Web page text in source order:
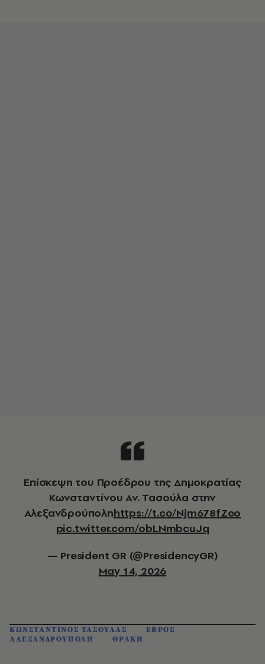
Επίσκεψη του Προέδρου της Δημοκρατίας
Κωνσταντίνου Αν. Τασούλα στην
Αλεξανδρούποληhttps://t.co/Njm678fZeo
pic.twitter.com/obLNmbcuJq
— President GR (@PresidencyGR)
May 14, 2026
ΚΩΝΣΤΑΝΤΙΝΟΣ ΤΑΣΟΥΛΑΣ
ΕΒΡΟΣ
ΑΛΕΞΑΝΔΡΟΥΠΟΛΗ
ΘΡΑΚΗ